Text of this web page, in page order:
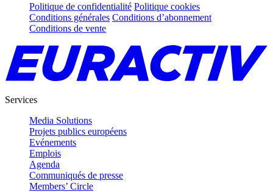
Politique de confidentialité Politique cookies
Conditions générales Conditions d’abonnement
Conditions de vente
Services
Media Solutions
Projets publics européens
Evénements
Emplois
Agenda
Communiqués de presse
Members’ Circle